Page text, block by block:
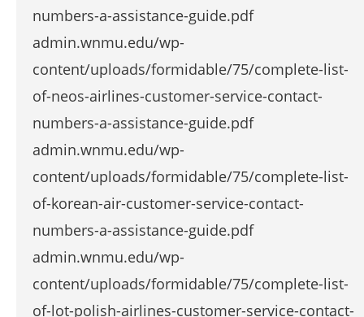
numbers-a-assistance-guide.pdf
admin.wnmu.edu/wp-
content/uploads/formidable/75/complete-list-
of-neos-airlines-customer-service-contact-
numbers-a-assistance-guide.pdf
admin.wnmu.edu/wp-
content/uploads/formidable/75/complete-list-
of-korean-air-customer-service-contact-
numbers-a-assistance-guide.pdf
admin.wnmu.edu/wp-
content/uploads/formidable/75/complete-list-
of-lot-polish-airlines-customer-service-contact-